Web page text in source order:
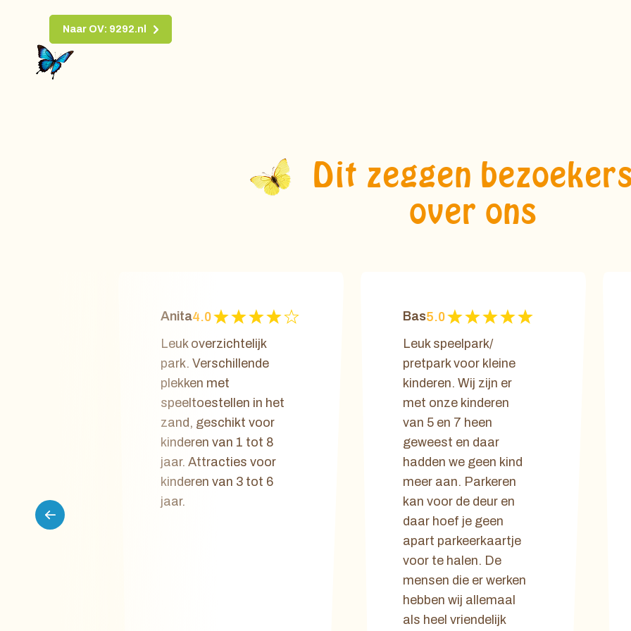
Naar OV: 9292.nl
Dit zeggen
over ons
Anita4.0
Leuk overzichtelijk
park. Verschillende
plekken met
speeltoestellen in het
zand, geschikt voor
kinderen van 1 tot 8
jaar. Attracties voor
kinderen van 3 tot 6
jaar.
Bas5.0
Leuk speelpark/
pretpark voor kleine
kinderen. Wij zijn er
met onze kinderen
van 5 en 7 heen
geweest en daar
hadden we geen kind
meer aan. Parkeren
kan voor de deur en
daar hoef je geen
apart parkeerkaartje
voor te halen. De
mensen die er werken
hebben wij allemaal
als heel vriendelijk